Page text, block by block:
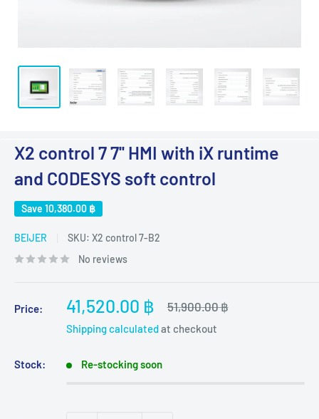
X2 control 7 7'' HMI with iX runtime
and CODESYS soft control
Save 10,380.00 ฿
BEIJER SKU: X2 control 7-B2
No reviews
Price:
Sale
price
41,520.00 ฿
Regular
51,900.00 ฿
Shipping calculatedat checkout
Stock: Re-stocking soon